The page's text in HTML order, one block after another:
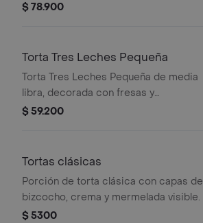
$ 78.900
Torta Tres Leches Pequeña
Torta Tres Leches Pequeña de media
libra, decorada con fresas y
chocolate.
$ 59.200
Tortas clásicas
Porción de torta clásica con capas de
bizcocho, crema y mermelada visible.
$ 5300